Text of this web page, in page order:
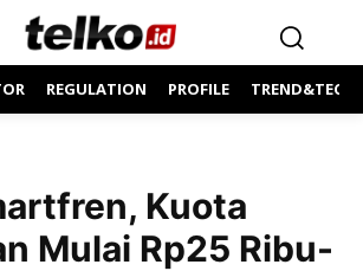
REGULATION PROFILE
Kuota
Mulai Rp25 Ribu-